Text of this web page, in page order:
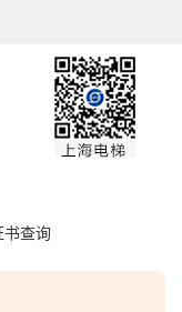
书查询